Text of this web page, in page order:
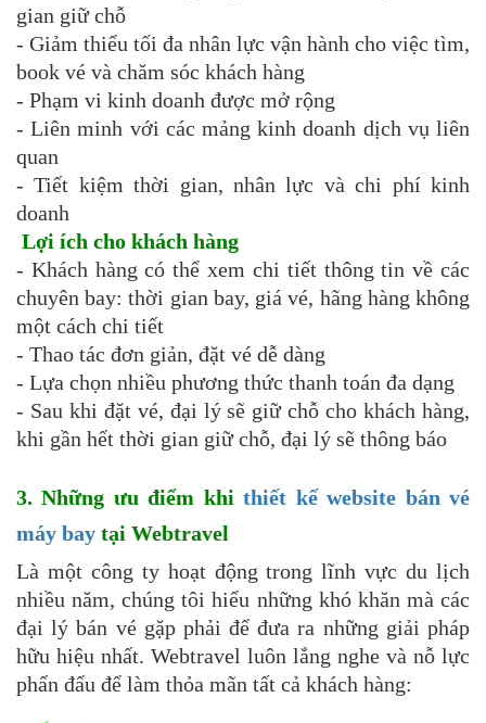
gian giữ chỗ
- Giảm thiểu tối đa nhân lực vận hành cho việc tìm,
book vé và chăm sóc khách hàng
- Phạm vi kinh doanh được mở rộng
- Liên minh với các mảng kinh doanh dịch vụ liên
quan
- Tiết kiệm thời gian, nhân lực và chi phí kinh
doanh
Lợi ích cho khách hàng
- Khách hàng có thể xem chi tiết thông tin về các
chuyên bay: thời gian bay, giá vé, hãng hàng không
một cách chi tiết
- Thao tác đơn giản, đặt vé dễ dàng
- Lựa chọn nhiều phương thức thanh toán đa dạng
- Sau khi đặt vé, đại lý sẽ giữ chỗ cho khách hàng,
khi gần hết thời gian giữ chỗ, đại lý sẽ thông báo
3. Những ưu điểm khithiết kế website bán vé
máy bay tại Webtravel
Là một công ty hoạt động trong lĩnh vực du lịch
nhiều năm, chúng tôi hiểu những khó khăn mà các
đại lý bán vé gặp phải để đưa ra những giải pháp
hữu hiệu nhất. Webtravel luôn lắng nghe và nỗ lực
phấn đấu để làm thỏa mãn tất cả khách hàng: